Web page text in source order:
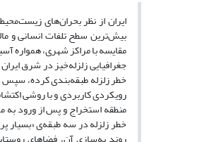
ایران از نظر بحران‌های
بیش‌ترین سطح تلفات انسانی و
مقایسه با مراکز شهری، همواره
جغرافیایی زلزله‌خیز در شرق
خطر زلزله طبقه‌بندی کرده، سپس